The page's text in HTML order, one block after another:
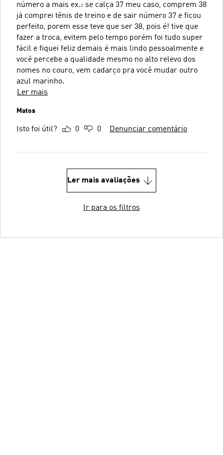
número a mais ex.: se calça 37 meu caso, comprem 38
já comprei tênis de treino e de sair número 37 e ficou
perfeito, porem esse teve que ser 38, pois é! tive que
fazer a troca, evitem pelo tempo porém foi tudo super
fácil e fiquei feliz demais é mais lindo pessoalmente e
você percebe a qualidade mesmo no alto relevo dos
nomes no couro, vem cadarço pra você mudar outro
azul marinho.
Ler mais
Matos
Isto foi útil? 0 0 Denunciar comentário
Ler mais avaliações
Ir para os filtros